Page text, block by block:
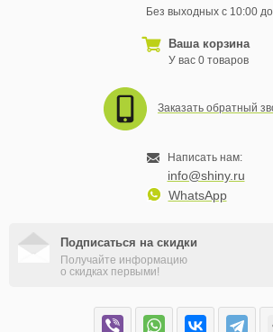
Без выходных с 10:00
Ваша корзина
У вас 0 товаров
Заказать обратный
Написать нам:
info@shiny.ru
WhatsApp
Подписаться на скидки
Получайте информацию
о скидках первыми!